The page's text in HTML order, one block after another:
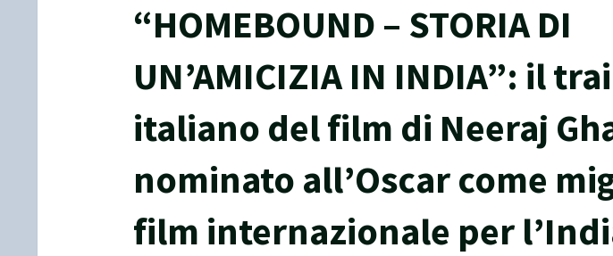
“HOMEBOUND – STORIA DI
UN’AMICIZIA IN INDIA”: il
italiano del film di Neeraj
nominato all’Oscar come
film internazionale per